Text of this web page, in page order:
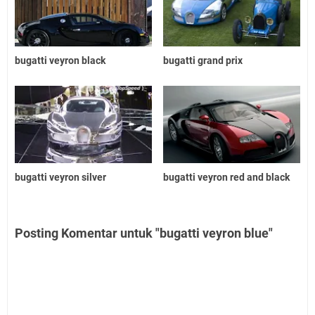
bugatti veyron black bugatti grand prix
bugatti veyron silver bugatti veyron red and black
Posting Komentar untuk "bugatti veyron blue"